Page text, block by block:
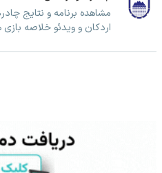
مشاهده برنامه و نتایج
اردکان و ویدئو خلاصه